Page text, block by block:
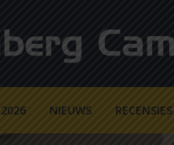
NIEUWS RECENSIES